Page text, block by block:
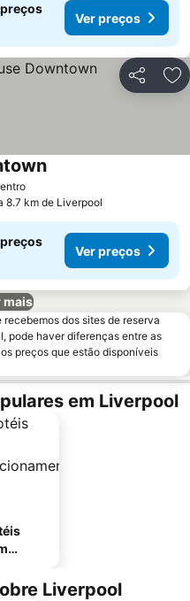
Ver preços
Partilhar
8.7 km de Liverpool
Ver preços
mais
dos sites de reserva
pode haver diferenças entre as
preços que estão disponíveis
em Liverpool
Liverpool